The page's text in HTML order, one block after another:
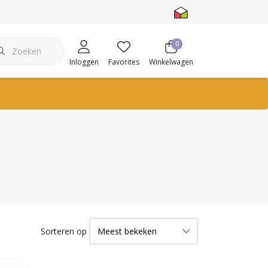
Inloggen Favorites
0
Winkelwagen
Sorteren op